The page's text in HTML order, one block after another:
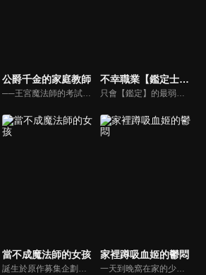
公爵千金的家庭教師
──王宮魔法師的考試落榜了。世道真是殘酷。就算想回老家，身上也沒有錢。正當亞連在找工作時，他接到了一份差事──擔任公爵家的大小姐，也就是公爵千金的家庭教師。儘管整件事十分可疑，但應該不會像那個「孽緣」一樣難教吧？才剛這麼想完，等著他的卻是位完全無法使用魔法的少女！？
不幸職業【鑑定士】其實是最強的
只會【鑑定】的最弱職業，也是最不幸的職業──【鑑定士】。身為鑑定士的艾因被夥伴戲稱為「撿垃圾的」，遭受悽慘不公的對待。自卑不已的他每天都過著卑微的生活。然而，艾因的命運因為與【世界樹】的精靈尤莉，以及守護精靈尤莉的賢者烏爾蘇拉相遇，出現了重大的轉變。從尤莉手中獲得【精靈的義眼】後，艾因接受了烏爾蘇拉的特訓，並漸漸累積了實力。為了實現尤莉的願望，讓她見到其他世界樹的姐妹，艾因於是踏上了旅途。與生俱來的善良本性再加上新獲得的勇氣，讓艾因一路克服各種困難。
當不成魔法師的女孩
誕生於原作募集企劃「Project ANIMA」的原創TV動畫。這是圍繞一心想成為魔法師的天然少女可露米‧未來，以及被譽為「人才輩出的魔法師名門」愛德爾家的千金柚子‧愛德爾兩個女孩子的故事。要成為魔法師必須先入讀雷特蘭魔法學校——明明有著這種嚴格的前提條件，她們卻落榜了！？校園生活就此發生大轉變！古怪的同班同學、可疑的同好會，這所學校到底隱藏了什麽秘密！？這是由兩個與夢想擦肩而過、性格截然相反的女孩們譜寫的青春 × 魔法校園的奇幻故事！
家裡蹲吸血姬的鬱悶
一天到晚窩在家的少女黛拉可瑪莉，一覺醒來，居然被大力提拔成為帝國的將軍！而且可瑪莉率領的，還是一支以下犯上風氣盛行、嗜血又暴力的部隊。可瑪莉出生在吸血鬼名門世家，卻因討厭血而背負「三不」——「運動神經不行」、「身高不夠高」、「不能用魔法」。正當她走投無路時，她（應該要成為）心腹的女僕薇兒在這時建言：「請交給我吧。我一定會讓那些部下會錯意的！」靠著虛張聲勢和好運氣屢戰屢勝的可瑪莉，一部歡樂的幻想故事誕生！